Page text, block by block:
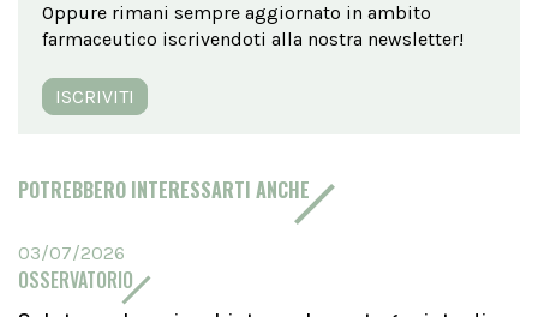
Oppure rimani sempre aggiornato in ambito
farmaceutico iscrivendoti alla nostra newsletter!
ISCRIVITI
POTREBBERO INTERESSARTI ANCHE
03/07/2026
OSSERVATORIO